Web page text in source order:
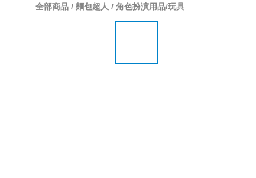
全部商品 / 麵包超人 / 角色扮演用品/玩具